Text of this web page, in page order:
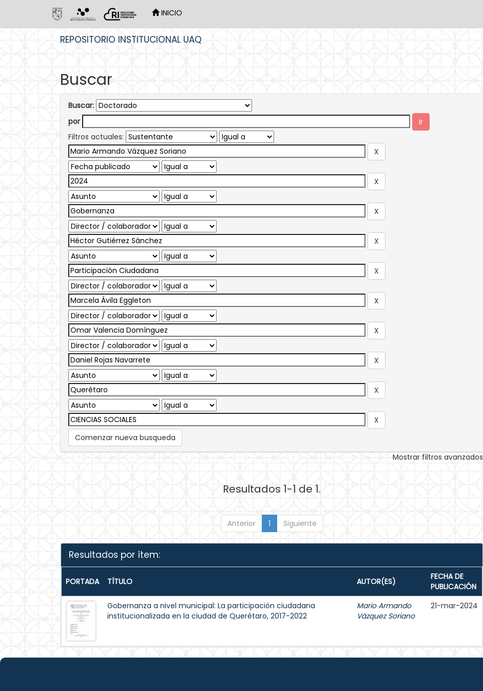
INICIO
REPOSITORIO INSTITUCIONAL UAQ
Buscar
Buscar:
por
Filtros actuales:
Comenzar nueva busqueda
Mostrar filtros avanzados
Resultados 1-1 de 1.
Anterior 1 Siguiente
Resultados por ítem:
PORTADA TÍTULO AUTOR(ES)
FECHA DE
PUBLICACIÓN
Gobernanza a nivel municipal: La participación ciudadana
institucionalizada en la ciudad de Querétaro, 2017-2022
Mario Armando
Vázquez Soriano
21-mar-2024